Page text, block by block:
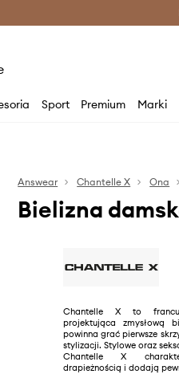
Sport Premium Marki
Answear Chantelle X Ona
Bielizna
Chantelle X to
projektująca zmysłową
powinna grać pierwsze
stylizacji. Stylowe oraz
Chantelle X
drapieżnością i dodają